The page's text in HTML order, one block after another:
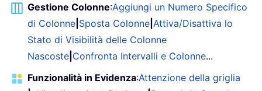
Gestione Colonne:Aggiungi un Numero Specifico
di Colonne Sposta Colonne Attiva/Disattiva lo
Stato di Visibilità delle Colonne
Nascoste Confronta Intervalli e Colonne...
Funzionalità in Evidenza:Attenzione della griglia